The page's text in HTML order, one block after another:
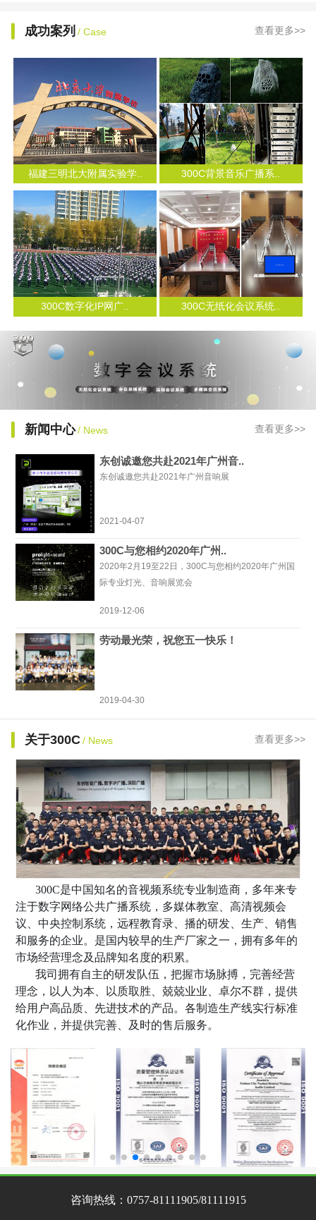
成功案列 / Case 查看更多>>
福建三明北大附属实验学.. 300C背景音乐广播系..
300C数字化IP网广.. 300C无纸化会议系统..
新闻中心 / News 查看更多>>
东创诚邀您共赴2021年广州音..
东创诚邀您共赴2021年广州音响展
2021-04-07
300C与您相约2020年广州..
2020年2月19至22日，300C与您相约2020年广州国
际专业灯光、音响展览会
2019-12-06
劳动最光荣，祝您五一快乐！
2019-04-30
关于300C / News 查看更多>>
300C是中国知名的音视频系统专业制造商，多年来专
注于数字网络公共广播系统，多媒体教室、高清视频会
议、中央控制系统，远程教育录 、播的研发、生产、销售
和服务的企业。是国内较早的生产厂家之一，拥有多年的
市场经营理念及品牌知名度的积累。
我司拥有自主的研发队伍，把握市场脉搏，完善经营
理念，以人为本、以质取胜、兢兢业业、卓尔不群，提供
给用户高品质、先进技术的产品。各制造生产线实行标准
化作业，并提供完善、及时的售后服务。
咨询热线： 0757-81111905/81111915